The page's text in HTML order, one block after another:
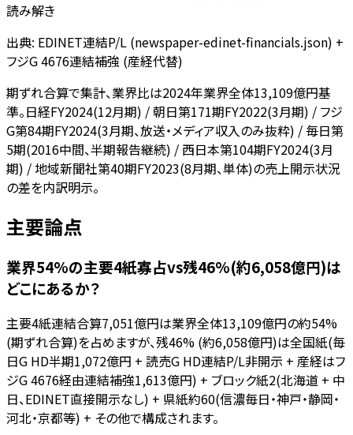
読み解き
出典: EDINET連結P/L (newspaper-edinet-financials.json) +
フジG 4676連結補強 (産経代替)
期ずれ合算で集計、業界比は2024年業界全体13,109億円基
準。日経FY2024(12月期) / 朝日第171期FY2022(3月期) / フジ
G第84期FY2024(3月期、放送・メディア収入のみ抜粋) / 毎日第
5期(2016中間、半期報告継続) / 西日本第104期FY2024(3月
期) / 地域新聞社第40期FY2023(8月期、単体)の売上開示状況
の差を内訳明示。
主要論点
業界54%の主要4紙寡占vs残46%(約6,058億円)は
どこにあるか？
主要4紙連結合算7,051億円は業界全体13,109億円の約54%
(期ずれ合算)を占めますが、残46% (約6,058億円)は全国紙(毎
日G HD半期1,072億円 + 読売G HD連結P/L非開示 + 産経はフ
ジG 4676経由連結補強1,613億円) + ブロック紙2(北海道 + 中
日、EDINET直接開示なし) + 県紙約60(信濃毎日・神戸・静岡・
河北・京都等) + その他で構成されます。